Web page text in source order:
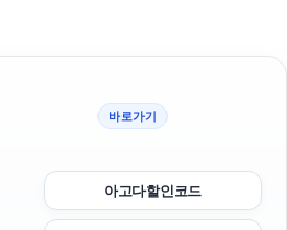
바로가기
아고다할인코드